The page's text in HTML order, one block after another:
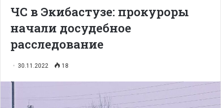
ЧС в Экибастузе: прокуроры
начали досудебное
расследование
30.11.2022 18